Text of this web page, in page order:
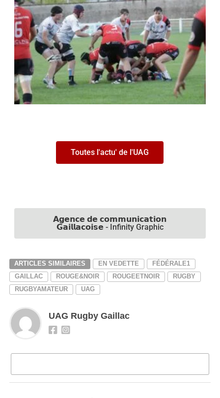
Toutes l'actu' de l'UAG
𝗔𝗴𝗲𝗻𝗰𝗲 𝗱𝗲 𝗰𝗼𝗺𝗺𝘂𝗻𝗶𝗰𝗮𝘁𝗶𝗼𝗻
𝗚𝗮𝗶𝗹𝗹𝗮𝗰𝗼𝗶𝘀𝗲 - Infinity Graphic
ARTICLES SIMILAIRES EN VEDETTE
FÉDÉRALE1
GAILLAC
ROUGE&NOIR ROUGEETNOIR
RUGBY
RUGBYAMATEUR
UAG
UAG Rugby Gaillac